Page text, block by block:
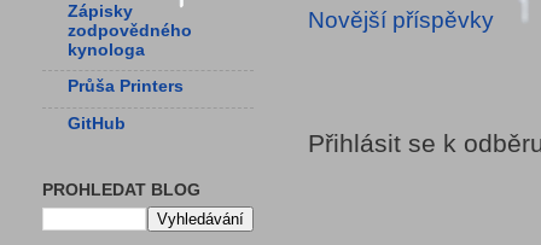
Novější příspěvky
Přihlásit se k
Zápisky
zodpovědného
kynologa
Průša Printers
GitHub
PROHLEDAT BLOG